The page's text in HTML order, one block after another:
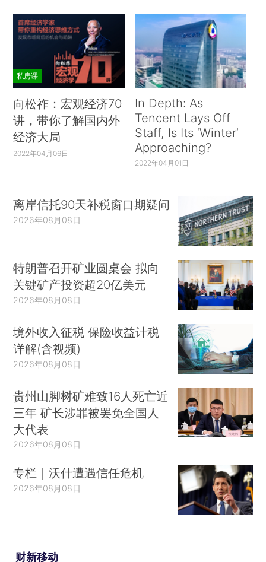
私房课
向松祚：宏观经济70
讲，带你了解国内外
经济大局
2022年04月06日
In Depth: As
Tencent Lays Off
Staff, Is Its ‘Winter’
Approaching?
2022年04月01日
离岸信托90天补税窗口期疑问
2026年08月08日
特朗普召开矿业圆桌会 拟向
关键矿产投资超20亿美元
2026年08月08日
境外收入征税 保险收益计税
详解(含视频)
2026年08月08日
贵州山脚树矿难致16人死亡近
三年 矿长涉罪被罢免全国人
大代表
2026年08月08日
专栏｜沃什遭遇信任危机
2026年08月08日
财新移动